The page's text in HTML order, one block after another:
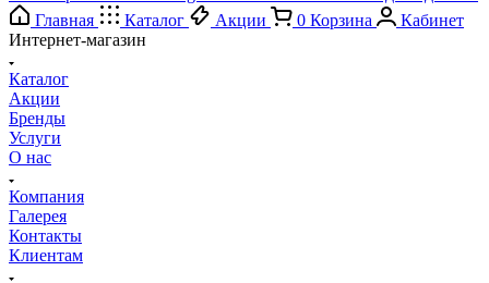
Главная
Каталог Акции 0 Корзина
Кабинет
Интернет-магазин
Каталог
Акции
Бренды
Услуги
О нас
Компания
Галерея
Контакты
Клиентам